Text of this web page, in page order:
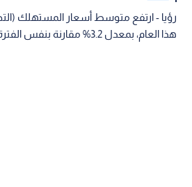
رؤيا - ارتفع متوسط أسعار المستهلك
هذا العام، بمعدل 3.2% مقارنة بنفس الفترة من عام 2013.